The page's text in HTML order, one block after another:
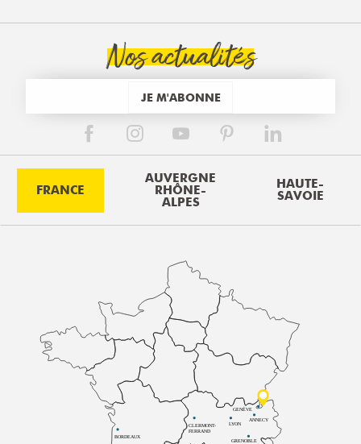
Nos actualités
JE M'ABONNE
FRANCE
AUVERGNE
RHÔNE-
ALPES
HAUTE-
SAVOIE
BORDEAUX
CLERMONT-
FERRAND
LYON
ANNECY
GRENOBLE
GENÈVE